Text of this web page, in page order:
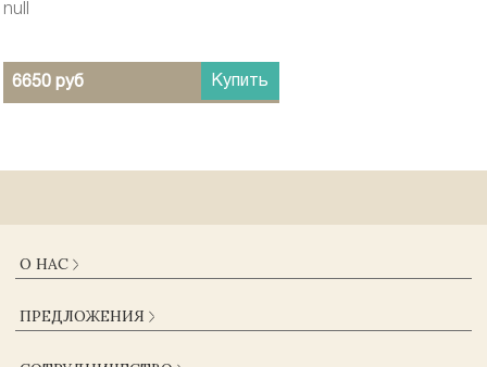
null
6650 руб Купить
О НАС
ДОСТАВКА И ОПЛАТА
ПРЕДЛОЖЕНИЯ